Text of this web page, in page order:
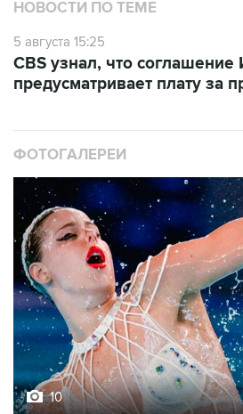
НОВОСТИ ПО ТЕМЕ
5 августа 15:25
CBS узнал, что
предусматривает плату за
ФОТОГАЛЕРЕИ
10